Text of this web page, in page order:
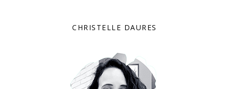
CHRISTELLE DAURES